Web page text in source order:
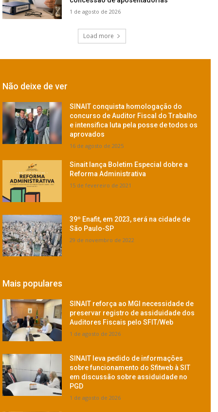
1 de agosto de 2026
Load more
Não deixe de ver
SINAIT conquista homologação do
concurso de Auditor Fiscal do Trabalho
e intensifica luta pela posse de todos os
aprovados
16 de agosto de 2025
Sinait lança Boletim Especial dobre a
Reforma Administrativa
15 de fevereiro de 2021
39º Enafit, em 2023, será na cidade de
São Paulo-SP
29 de novembro de 2022
Mais populares
SINAIT reforça ao MGI necessidade de
preservar registro de assiduidade dos
Auditores Fiscais pelo SFIT/Web
1 de agosto de 2026
SINAIT leva pedido de informações
sobre funcionamento do Sfitweb à SIT
em discussão sobre assiduidade no
PGD
1 de agosto de 2026